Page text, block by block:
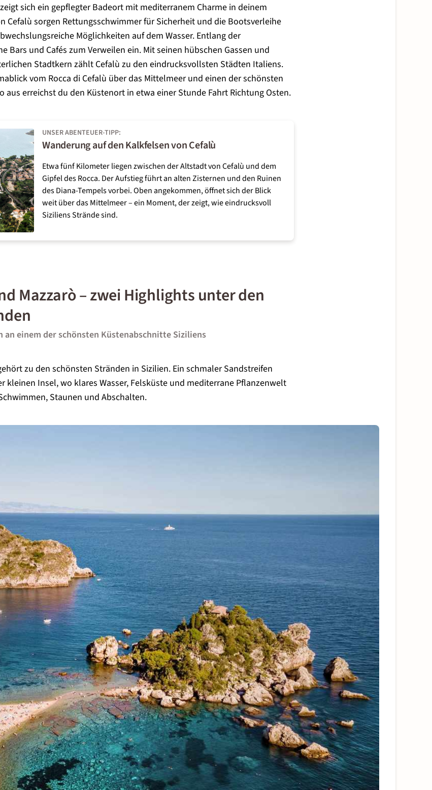
sich ein gepflegter Badeort mit mediterranem Charme in deinem
Cefalù sorgen Rettungsschwimmer für Sicherheit und die Bootsverleihe
Möglichkeiten auf dem Wasser. Entlang der
Bars und Cafés zum Verweilen ein. Mit seinen hübschen Gassen und
Stadtkern zählt Cefalù zu den eindrucksvollsten Städten Italiens.
vom Rocca di Cefalù über das Mittelmeer und einen der schönsten
aus erreichst du den Küstenort in etwa einer Stunde Fahrt Richtung Osten.
UNSER ABENTEUER-TIPP:
Wanderung auf den Kalkfelsen von Cefalù
Etwa fünf Kilometer liegen zwischen der Altstadt von Cefalù und dem
Gipfel des Rocca. Der Aufstieg führt an alten Zisternen und den Ruinen
des Diana-Tempels vorbei. Oben angekommen, öffnet sich der Blick
weit über das Mittelmeer – ein Moment, der zeigt, wie eindrucksvoll
Siziliens Strände sind.
Mazzarò – zwei Highlights unter den
an einem der schönsten Küstenabschnitte Siziliens
zu den schönsten Stränden in Sizilien. Ein schmaler Sandstreifen
kleinen Insel, wo klares Wasser, Felsküste und mediterrane Pflanzenwelt
Staunen und Abschalten.